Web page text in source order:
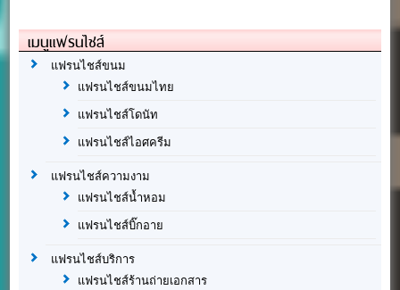
เมนูแฟรนไชส์
แฟรนไชส์ขนม
แฟรนไชส์ขนมไทย
แฟรนไชส์โดนัท
แฟรนไชส์ไอศครีม
แฟรนไชส์ความงาม
แฟรนไชส์น้ำหอม
แฟรนไชส์บิ๊กอาย
แฟรนไชส์บริการ
แฟรนไชส์ร้านถ่ายเอกสาร